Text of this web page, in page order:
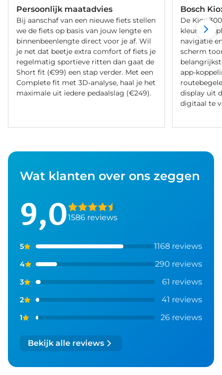
Persoonlijk maatadvies
Bij aanschaf van een nieuwe fiets stellen
we de fiets op basis van jouw lengte en
binnenbeenlengte direct voor je af. Wil
je net dat beetje extra comfort of fiets je
regelmatig sportieve ritten dan gaat de
Short fit (€99) een stap verder. Met een
Complete fit met 3D-analyse, haal je het
maximale uit iedere pedaalslag (€249).
Bosch
De Kiox
navigatie
scherm
app-
display uit
digitaal te
Wat klanten over ons zeggen
9,01586 reviews
5 1168 reviews
4 290 reviews
3 61 reviews
2 41 reviews
1 26 reviews
Bekijk alle reviews